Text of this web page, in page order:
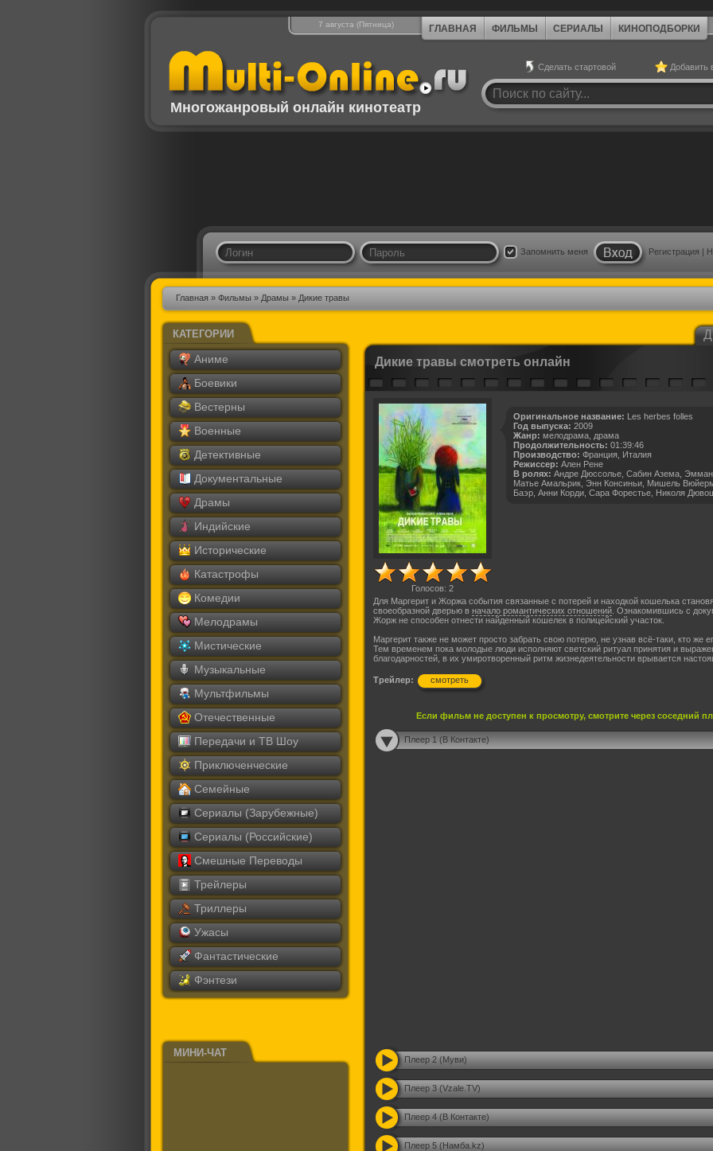
7 августа (Пятница) ГЛАВНАЯ ФИЛЬМЫ СЕРИАЛЫ КИНОПОДБОРКИ
Многожанровый онлайн кинотеатр
Сделать стартовой Добавить
Запомнить меня Регистрация |
Главная» Фильмы» Драмы» Дикие травы
КАТЕГОРИИ
Аниме
Боевики
Вестерны
Военные
Детективные
Документальные
Драмы
Индийские
Исторические
Катастрофы
Комедии
Мелодрамы
Мистические
Музыкальные
Мультфильмы
Отечественные
Передачи и ТВ Шоу
Приключенческие
Семейные
Сериалы (Зарубежные)
Сериалы (Российские)
Смешные Переводы
Трейлеры
Триллеры
Ужасы
Фантастические
Фэнтези
МИНИ-ЧАТ
Дикие травы смотреть онлайн
Голосов: 2
Оригинальное название: Les herbes folles
Год выпуска: 2009
Жанр: мелодрама, драма
Продолжительность: 01:39:46
Производство: Франция, Италия
Режиссер: Ален Рене
В ролях: Андре Дюссолье, Сабин Азема,
Матье Амальрик, Энн Консиньи, Мишель
Баэр, Анни Корди, Сара Форестье, Николя
Для Маргерит и Жоржа события связанные с потерей и находкой кошелька
своеобразной дверью в начало романтических отношений. Ознакомившись с
Жорж не способен отнести найденный кошелек в полицейский участок.
Маргерит также не может просто забрать свою потерю, не узнав всё-таки, кто же
Тем временем пока молодые люди исполняют светский ритуал принятия и
благодарностей, в их умиротворенный ритм жизнедеятельности врывается
Трейлер: смотреть
Если фильм не доступен к просмотру, смотрите через соседний
Плеер 1 (В Контакте)
Плеер 2 (Муви)
Плеер 3 (Vzale.TV)
Плеер 4 (В Контакте)
Плеер 5 (Намба.kz)